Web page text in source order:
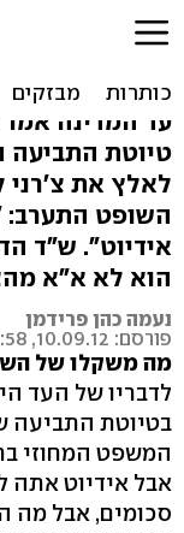
השופט
אבל אתה
עד המדינה אמר
טיוטת התביעה
לאלץ את צ'רני
השופט התערב:
אידיוט". ש"ד
הוא לא א"א
נעמה כהן פרידמן
פורסם: 10.09.12, 10:58
מה משקלו של
לדבריו של העד
בטיוטת התביעה
המשפט המחוזי
אבל אידיוט אתה
סכומים, אבל מה